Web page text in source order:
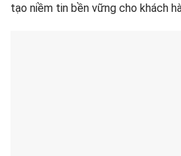
tạo niềm tin bền vững cho khách